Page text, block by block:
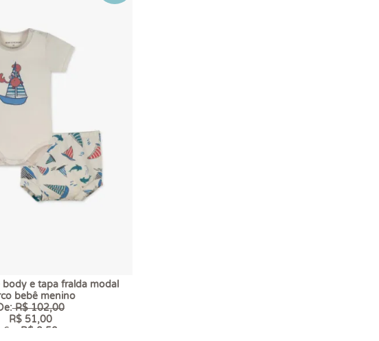
e tapa fralda modal
bebê menino
R$ 102,00
R$ 51,00
6 x R$ 8,50